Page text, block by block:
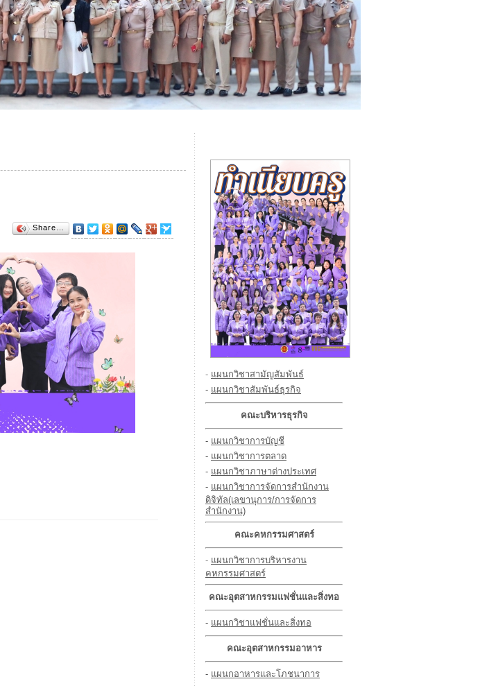
Share…
- แผนกวิชาสามัญสัมพันธ์
- แผนกวิชาสัมพันธ์ธุรกิจ
คณะบริหารธุรกิจ
- แผนกวิชาการบัญชี
- แผนกวิชาการตลาด
- แผนกวิชาภาษาต่างประเทศ
- แผนกวิชาการจัดการสำนักงาน
ดิจิทัล(เลขานุการ/การจัดการ
สำนักงาน)
คณะคหกรรมศาสตร์
- แผนกวิชาการบริหารงาน
คหกรรมศาสตร์
คณะอุตสาหกรรมแฟชั่นและสิ่งทอ
- แผนกวิชาแฟชั่นและสิ่งทอ
คณะอุตสาหกรรมอาหาร
- แผนกอาหารและโภชนาการ